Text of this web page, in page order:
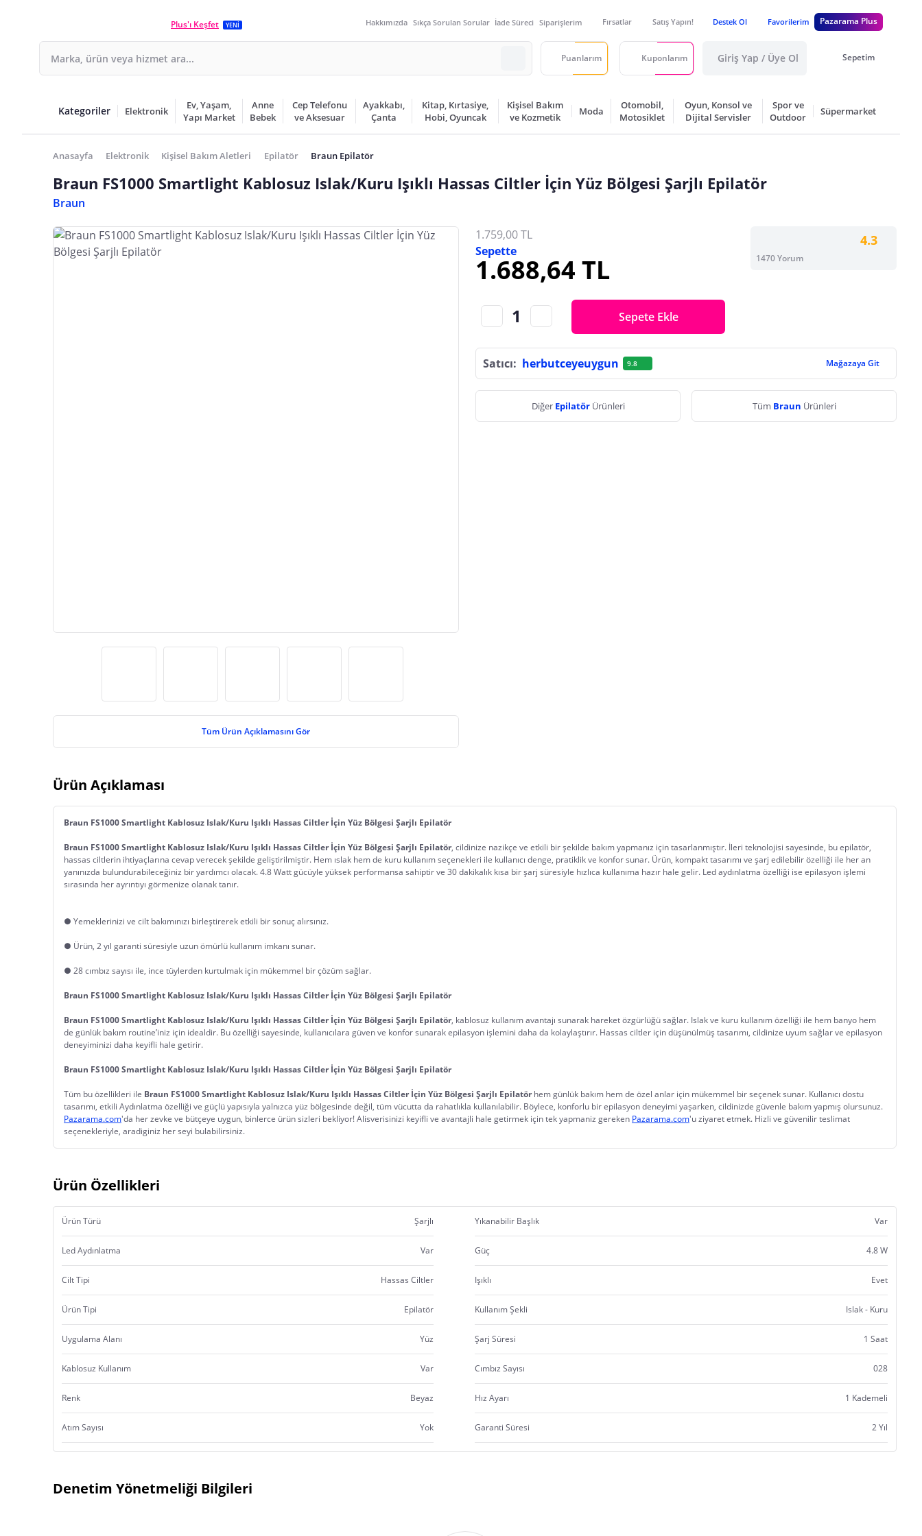
Plus'ı Keşfet YENİ Hakkımızda Sıkça Sorulan Sorular İade Süreci Siparişlerim Fırsatlar Satış Yapın! Destek Ol Favorilerim Pazarama Plus
Puanlarım Kuponlarım Giriş Yap / Üye Ol Sepetim
Kategoriler Elektronik
Ev, Yaşam,
Yapı Market
Anne
Bebek
Cep Telefonu
ve Aksesuar
Ayakkabı,
Çanta
Kitap, Kırtasiye,
Hobi, Oyuncak
Kişisel Bakım
ve Kozmetik
Moda
Otomobil,
Motosiklet
Oyun, Konsol ve
Dijital Servisler
Spor ve
Outdoor
Süpermarket
Anasayfa Elektronik Kişisel Bakım Aletleri Epilatör Braun Epilatör
Braun FS1000 Smartlight Kablosuz Islak/Kuru Işıklı Hassas Ciltler İçin Yüz Bölgesi Şarjlı Epilatör
Braun
Tüm Ürün Açıklamasını Gör
1.759,00 TL
Sepette
1.688,64 TL
4.3
1470 Yorum
Sepete Ekle
Satıcı: herbutceyeuygun 9.8 Mağazaya Git
Diğer Epilatör Ürünleri Tüm Braun Ürünleri
Ürün Açıklaması
Braun FS1000 Smartlight Kablosuz Islak/Kuru Işıklı Hassas Ciltler İçin Yüz Bölgesi Şarjlı Epilatör
Braun FS1000 Smartlight Kablosuz Islak/Kuru Işıklı Hassas Ciltler İçin Yüz Bölgesi Şarjlı Epilatör, cildinize nazikçe ve etkili bir şekilde bakım yapmanız için tasarlanmıştır. İleri teknolojisi sayesinde, bu epilatör,
hassas ciltlerin ihtiyaçlarına cevap verecek şekilde geliştirilmiştir. Hem ıslak hem de kuru kullanım seçenekleri ile kullanıcı denge, pratiklik ve konfor sunar. Ürün, kompakt tasarımı ve şarj edilebilir özelliği ile her an
yanınızda bulundurabileceğiniz bir yardımcı olacak. 4.8 Watt gücüyle yüksek performansa sahiptir ve 30 dakikalık kısa bir şarj süresiyle hızlıca kullanıma hazır hale gelir. Led aydınlatma özelliği ise epilasyon işlemi
sırasında her ayrıntıyı görmenize olanak tanır.
● Yemeklerinizi ve cilt bakımınızı birleştirerek etkili bir sonuç alırsınız.
● Ürün, 2 yıl garanti süresiyle uzun ömürlü kullanım imkanı sunar.
● 28 cımbız sayısı ile, ince tüylerden kurtulmak için mükemmel bir çözüm sağlar.
Braun FS1000 Smartlight Kablosuz Islak/Kuru Işıklı Hassas Ciltler İçin Yüz Bölgesi Şarjlı Epilatör
Braun FS1000 Smartlight Kablosuz Islak/Kuru Işıklı Hassas Ciltler İçin Yüz Bölgesi Şarjlı Epilatör, kablosuz kullanım avantajı sunarak hareket özgürlüğü sağlar. Islak ve kuru kullanım özelliği ile hem banyo hem
de günlük bakım routine’iniz için idealdir. Bu özelliği sayesinde, kullanıcılara güven ve konfor sunarak epilasyon işlemini daha da kolaylaştırır. Hassas ciltler için düşünülmüş tasarımı, cildinize uyum sağlar ve epilasyon
deneyiminizi daha keyifli hale getirir.
Braun FS1000 Smartlight Kablosuz Islak/Kuru Işıklı Hassas Ciltler İçin Yüz Bölgesi Şarjlı Epilatör
Tüm bu özellikleri ile Braun FS1000 Smartlight Kablosuz Islak/Kuru Işıklı Hassas Ciltler İçin Yüz Bölgesi Şarjlı Epilatör hem günlük bakım hem de özel anlar için mükemmel bir seçenek sunar. Kullanıcı dostu
tasarımı, etkili Aydınlatma özelliği ve güçlü yapısıyla yalnızca yüz bölgesinde değil, tüm vücutta da rahatlıkla kullanılabilir. Böylece, konforlu bir epilasyon deneyimi yaşarken, cildinizde güvenle bakım yapmış olursunuz.
Pazarama.com'da her zevke ve bütçeye uygun, binlerce ürün sizleri bekliyor! Alisverisinizi keyifli ve avantajli hale getirmek için tek yapmaniz gereken Pazarama.com'u ziyaret etmek. Hizli ve güvenilir teslimat
seçenekleriyle, aradiginiz her seyi bulabilirsiniz.
Ürün Özellikleri
Ürün Türü Şarjlı Yıkanabilir Başlık Var
Led Aydınlatma Var Güç 4.8 W
Cilt Tipi Hassas Ciltler Işıklı Evet
Ürün Tipi Epilatör Kullanım Şekli Islak - Kuru
Uygulama Alanı Yüz Şarj Süresi 1 Saat
Kablosuz Kullanım Var Cımbız Sayısı 028
Renk Beyaz Hız Ayarı 1 Kademeli
Atım Sayısı Yok Garanti Süresi 2 Yıl
Denetim Yönetmeliği Bilgileri